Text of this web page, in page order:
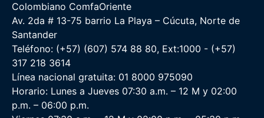
Colombiano ComfaOriente
Av. 2da # 13-75 barrio La Playa – Cúcuta, Norte de
Santander
Teléfono: (+57) (607) 574 88 80, Ext:1000 - (+57)
317 218 3614
Línea nacional gratuita: 01 8000 975090
Horario: Lunes a Jueves 07:30 a.m. – 12 M y 02:00
p.m. – 06:00 p.m.